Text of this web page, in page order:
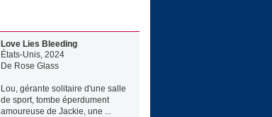
Love Lies Bleeding
États-Unis, 2024
De Rose Glass
Lou, gérante solitaire d'une salle
de sport, tombe éperdument
amoureuse de Jackie, une ...